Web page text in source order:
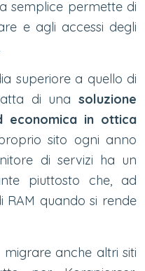
semplice permette di
e agli accessi degli
superiore a quello di
di una soluzione
economica in ottica
sito ogni anno
di servizi ha un
piuttosto che, ad
RAM quando si rende
anche altri siti